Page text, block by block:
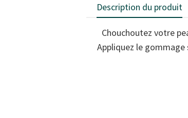
Description du produit
Chouchoutez votre
Appliquez le